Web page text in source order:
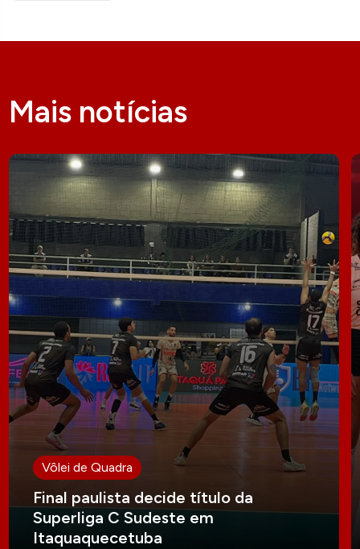
Mais notícias
Vôlei de Quadra
Final paulista decide título da
Superliga C Sudeste em
Itaquaquecetuba